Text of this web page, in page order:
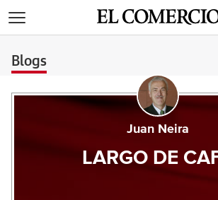
Blogs
Juan Neira
LARGO DE